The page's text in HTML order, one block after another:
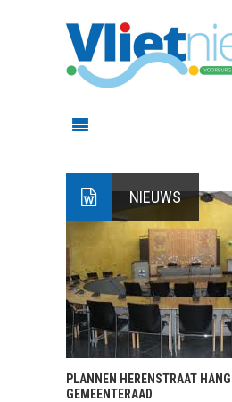
NIEUWS
PLANNEN HERENSTRAAT
GEMEENTERAAD